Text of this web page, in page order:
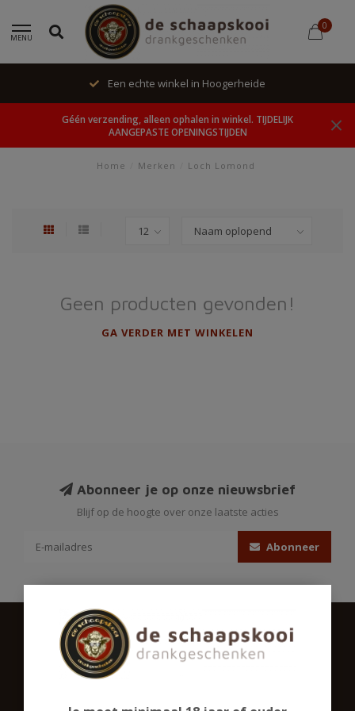
MENU
0
Een echte winkel in Hoogerheide
Géén verzending, alleen ophalen in winkel. TIJDELIJK
AANGEPASTE OPENINGSTIJDEN
Home Merken Loch Lomond
Geen producten gevonden!
GA VERDER MET WINKELEN
Abonneer je op onze nieuwsbrief
Blijf op de hoogte over onze laatste acties
Abonneer
Schaapskooigeschenken.nl
Ons assortiment omvat een groot aantal biersoorten,
gedistilleerd en een ruime sortering alcoholvrij. Ook in glaswerk